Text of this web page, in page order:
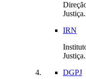
IRN
DGPJ